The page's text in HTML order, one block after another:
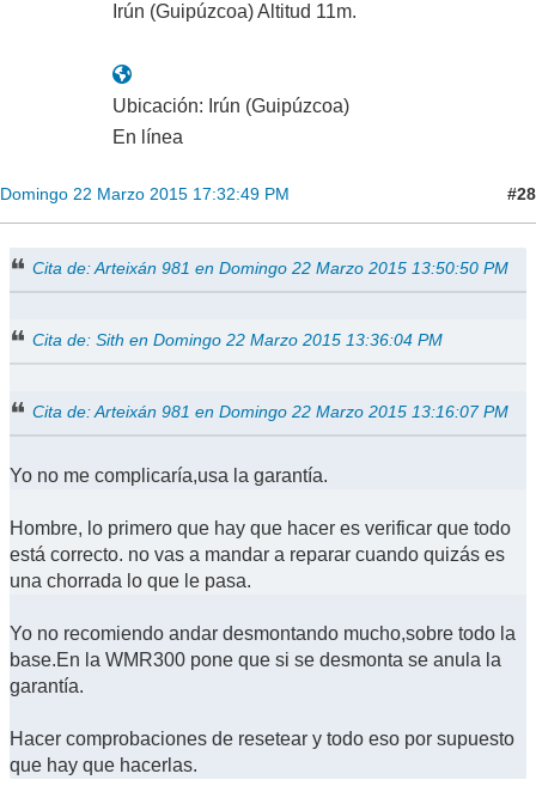
Irún (Guipúzcoa) Altitud 11m.
Ubicación: Irún (Guipúzcoa)
En línea
Domingo 22 Marzo 2015 17:32:49 PM #28
Cita de: Arteixán 981 en Domingo 22 Marzo 2015 13:50:50 PM
Cita de: Sith en Domingo 22 Marzo 2015 13:36:04 PM
Cita de: Arteixán 981 en Domingo 22 Marzo 2015 13:16:07 PM
Yo no me complicaría,usa la garantía.
Hombre, lo primero que hay que hacer es verificar que todo
está correcto. no vas a mandar a reparar cuando quizás es
una chorrada lo que le pasa.
Yo no recomiendo andar desmontando mucho,sobre todo la
base.En la WMR300 pone que si se desmonta se anula la
garantía.
Hacer comprobaciones de resetear y todo eso por supuesto
que hay que hacerlas.